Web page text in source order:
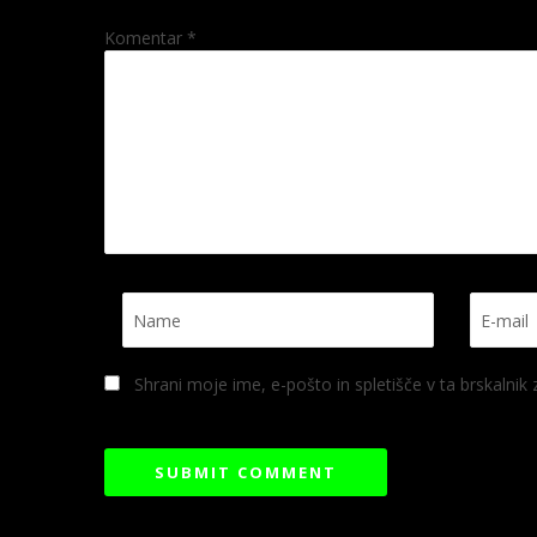
Komentar *
Shrani moje ime, e-pošto in spletišče v ta brskalnik